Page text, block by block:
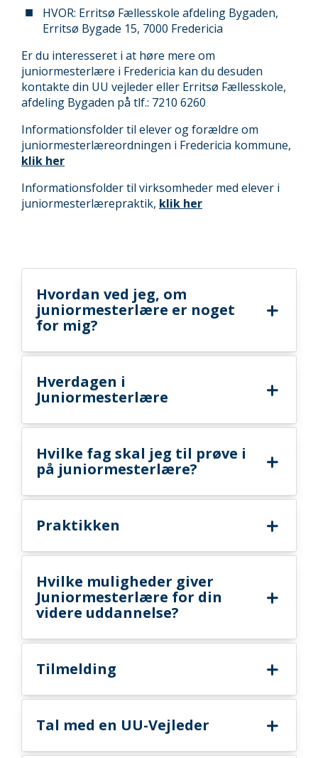
HVOR: Erritsø Fællesskole afdeling Bygaden,
Erritsø Bygade 15, 7000 Fredericia
Er du interesseret i at høre mere om
juniormesterlære i Fredericia kan du desuden
kontakte din UU vejleder eller Erritsø Fællesskole,
afdeling Bygaden på tlf.: 7210 6260
Informationsfolder til elever og forældre om
juniormesterlæreordningen i Fredericia kommune,
klik her
Informationsfolder til virksomheder med elever i
juniormesterlærepraktik, klik her
Hvordan ved jeg, om
juniormesterlære er noget
for mig?
Hverdagen i
Juniormesterlære
Hvilke fag skal jeg til prøve i
på juniormesterlære?
Praktikken
Hvilke muligheder giver
Juniormesterlære for din
videre uddannelse?
Tilmelding
Tal med en UU-Vejleder